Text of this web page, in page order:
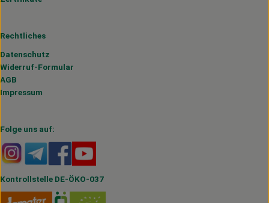
Rechtliches
Datenschutz
Widerruf-Formular
AGB
Impressum
Folge uns auf:
Externer Link zu https://www.instagram.com/
Externer Link zu https://t.me/s/hofmahlitzsch
Externer Link zu https://www.facebook.com/
Kontrollstelle DE-ÖKO-037